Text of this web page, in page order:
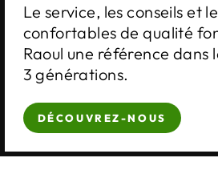
Le service, les conseils et
confortables de qualité
Raoul une référence dans
3 générations.
DÉCOUVREZ-NOUS